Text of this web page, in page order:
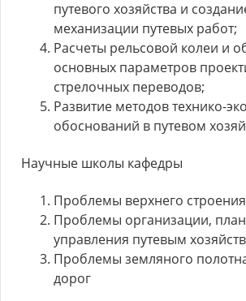
путевого хозяйства и
механизации путевых работ;
Расчеты рельсовой колеи и
основных параметров
стрелочных переводов;
Развитие методов технико-
обоснований в путевом
Научные школы кафедры
Проблемы верхнего
Проблемы организации,
управления путевым
Проблемы земляного
дорог